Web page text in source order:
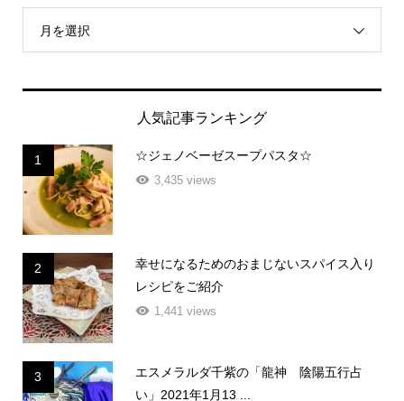
月を選択
人気記事ランキング
1 ☆ジェノベーゼスープパスタ☆
3,435 views
2
幸せになるためのおまじないスパイス入り
レシピをご紹介
1,441 views
3
エスメラルダ千紫の「龍神 陰陽五行占
い」2021年1月13 ...